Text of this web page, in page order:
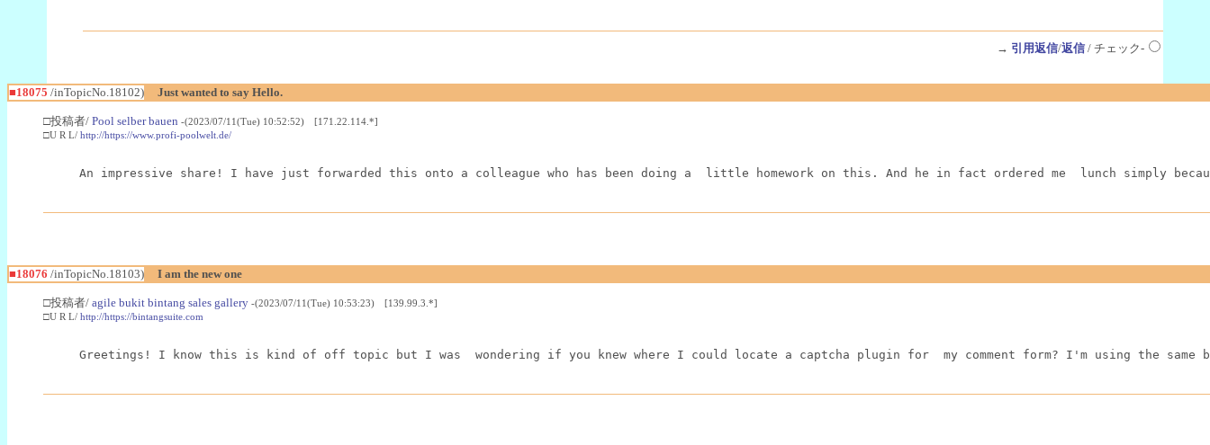
→ 引用返信/返信 / チェック-
■18075 /inTopicNo.18102) Just wanted to say Hello.
□投稿者/ Pool selber bauen -(2023/07/11(Tue) 10:52:52) [171.22.114.*]
□U R L/ http://https://www.profi-poolwelt.de/
An impressive share! I have just forwarded this onto a colleague who has been doing a  little homework on this. And he in fact ordered me  lunch
■18076 /inTopicNo.18103) I am the new one
□投稿者/ agile bukit bintang sales gallery -(2023/07/11(Tue) 10:53:23) [139.99.3.*]
□U R L/ http://https://bintangsuite.com
Greetings! I know this is kind of off topic but I was  wondering if you knew where I could locate a captcha plugin for  my comment form? I'm using the same